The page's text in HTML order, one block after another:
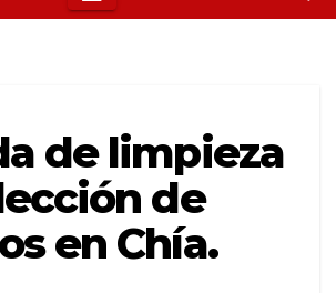
de limpieza
de
en Chía.